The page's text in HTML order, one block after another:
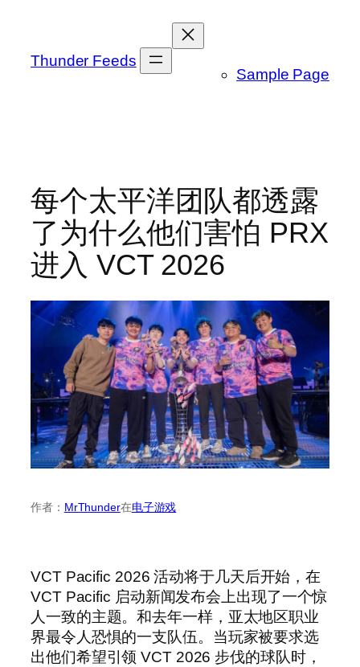
Thunder Feeds
Sample Page
每个太平洋团队都透露
了为什么他们害怕 PRX
进入 VCT 2026
作者： MrThunder在电子游戏
VCT Pacific 2026 活动将于几天后开始，在
VCT Pacific 启动新闻发布会上出现了一个惊
人一致的主题。和去年一样，亚太地区职业
界最令人恐惧的一支队伍。当玩家被要求选
出他们希望引领 VCT 2026 步伐的球队时，